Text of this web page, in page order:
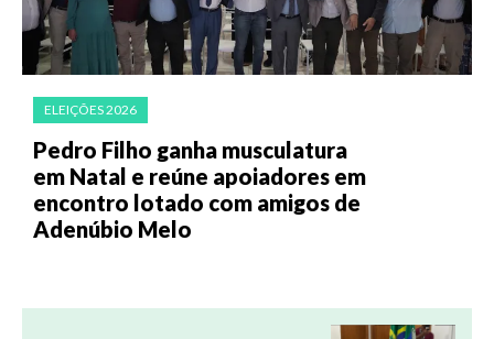
ELEIÇÕES 2026
Pedro Filho ganha musculatura
em Natal e reúne apoiadores em
encontro lotado com amigos de
Adenúbio Melo